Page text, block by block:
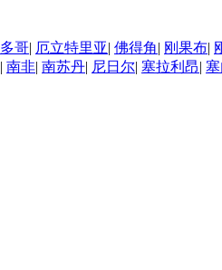
多哥| 厄立特里亚| 佛得角| 刚果布|
| 南非| 南苏丹| 尼日尔| 塞拉利昂|